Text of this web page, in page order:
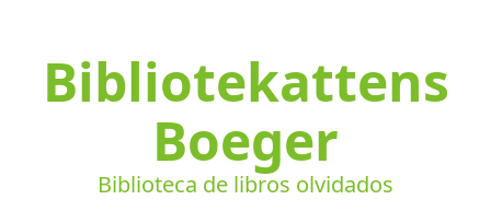
Bibliotekattens
Boeger
Biblioteca de libros olvidados